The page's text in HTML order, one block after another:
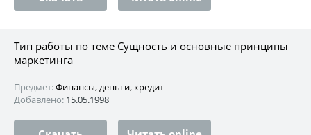
Тип работы по теме Сущность и основные принципы
маркетинга
Предмет:Финансы, деньги, кредит
Добавлено: 15.05.1998